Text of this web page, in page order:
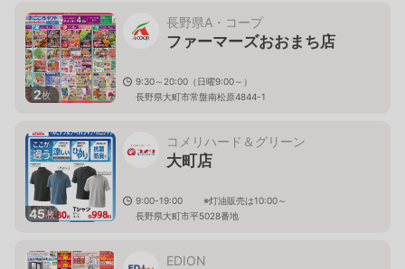
2枚
長野県A・コープ
ファーマーズおおまち店
9:30～20:00（日曜9:00～）
長野県大町市常盤南松原4844-1
45枚
コメリハード＆グリーン
大町店
9:00-19:00 ※灯油販売は10:00～
長野県大町市平5028番地
EDION